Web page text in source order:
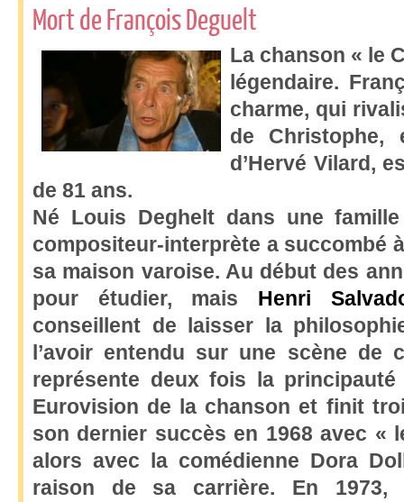
Mort de François Deguelt
La chanson « le
légendaire.
charme, qui
de
d’Hervé Vilard,
de 81 ans.
Né Louis Deghelt dans une
compositeur-interprète a succombé
sa maison varoise. Au début des
pour étudier, mais Henri
conseillent de laisser la
l’avoir entendu sur une scène de
représente deux fois la
Eurovision de la chanson et finit
son dernier succès en 1968 avec «
alors avec la comédienne Dora
raison de sa carrière. En